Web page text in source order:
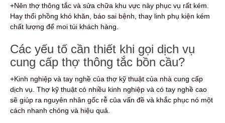
+Nên thợ thông tắc và sửa chữa khu vực này phục vụ rất kém.
Hay thổi phồng khó khăn, báo sai bệnh, thay linh phụ kiện kém
chất lượng để moi túi khách hàng.
Các yếu tố cần thiết khi gọi dịch vụ
cung cấp thợ thông tắc bồn cầu?
+Kinh nghiệp và tay nghề của thợ kỹ thuật của nhà cung cấp
dịch vụ. Thợ kỹ thuật có nhiều kinh nghiệp và có tay nghề cao
sẽ giúp ra nguyên nhân gốc rễ của vấn đề và khắc phục nó một
cách nhanh chóng và hiệu quả.